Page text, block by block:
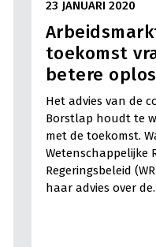
23 JANUARI 2020
toekomst
betere
Het advies van de
Borstlap houdt te
met de toekomst.
Wetenschappelijke
Regeringsbeleid
haar advies over